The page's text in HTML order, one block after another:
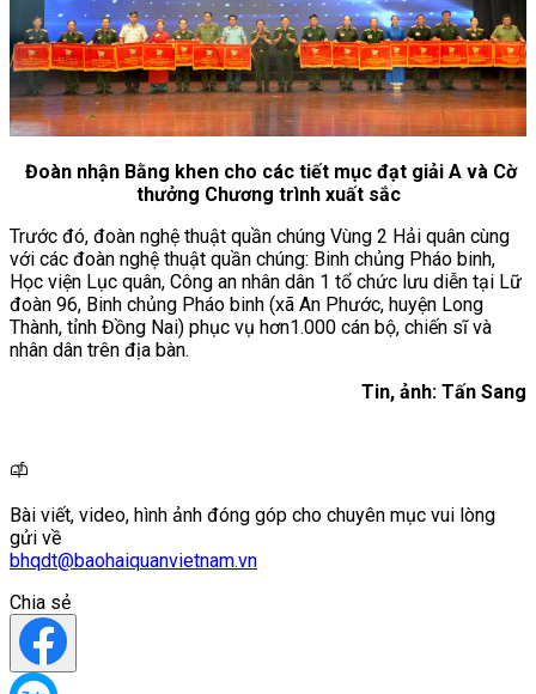
Đoàn nhận Bằng khen cho các tiết mục đạt giải A và Cờ
thưởng Chương trình xuất sắc
Trước đó, đoàn nghệ thuật quần chúng Vùng 2 Hải quân cùng
với các đoàn nghệ thuật quần chúng: Binh chủng Pháo binh,
Học viện Lục quân, Công an nhân dân 1 tổ chức lưu diễn tại Lữ
đoàn 96, Binh chủng Pháo binh (xã An Phước, huyện Long
Thành, tỉnh Đồng Nai) phục vụ hơn1.000 cán bộ, chiến sĩ và
nhân dân trên địa bàn.
Tin, ảnh: Tấn Sang
Bài viết, video, hình ảnh đóng góp cho chuyên mục vui lòng
gửi về
bhqdt@baohaiquanvietnam.vn
Chia sẻ